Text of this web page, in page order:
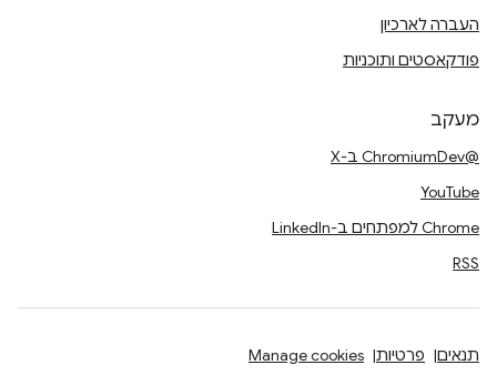
העברה לארכיון
פודקאסטים ותוכניות
מעקב
@ChromiumDev ב-X
YouTube
Chrome למפתחים ב-LinkedIn
RSS
תנאים פרטיות Manage cookies